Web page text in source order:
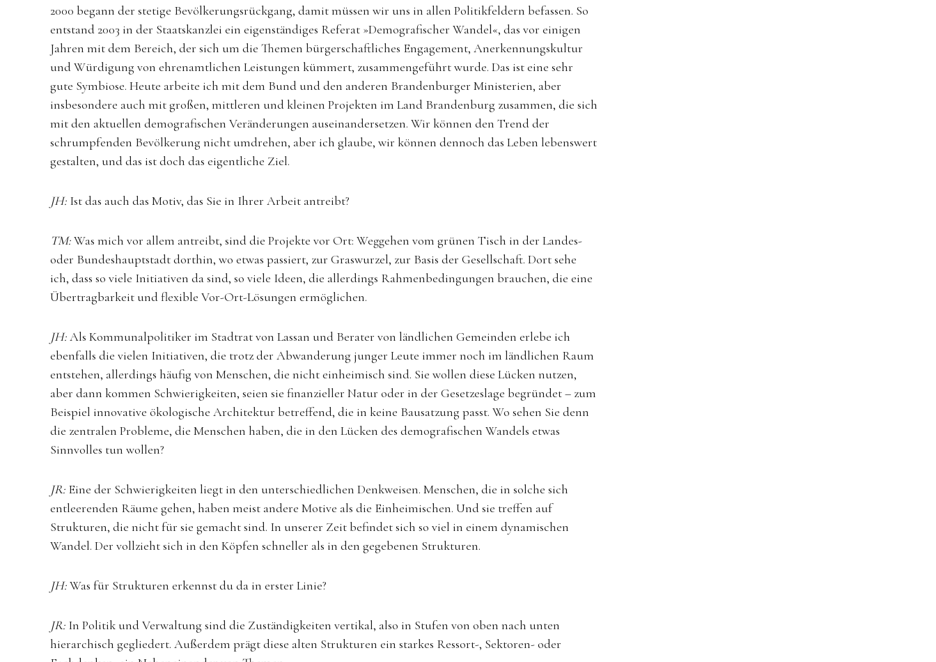
2000 begann der stetige Bevölkerungsrückgang, damit müssen wir uns in allen Politikfeldern befassen. So
entstand 2003 in der Staatskanzlei ein eigenständiges Referat »Demografischer Wandel«, das vor einigen
Jahren mit dem Bereich, der sich um die Themen bürgerschaftliches Engagement, Anerkennungskultur
und Würdigung von ehrenamtlichen Leistungen kümmert, zusammengeführt wurde. Das ist eine sehr
gute Symbiose. Heute arbeite ich mit dem Bund und den anderen Brandenburger Ministerien, aber
insbesondere auch mit großen, mittleren und kleinen Projekten im Land Brandenburg zusammen, die sich
mit den aktuellen demografischen Veränderungen auseinandersetzen. Wir können den Trend der
schrumpfenden Bevölkerung nicht umdrehen, aber ich glaube, wir können dennoch das Leben lebenswert
gestalten, und das ist doch das eigentliche Ziel.
JH: Ist das auch das Motiv, das Sie in Ihrer Arbeit antreibt?
TM:Was mich vor allem antreibt, sind die Projekte vor Ort: Weggehen vom grünen Tisch in der Landes-
oder Bundeshauptstadt dorthin, wo etwas passiert, zur Graswurzel, zur Basis der Gesellschaft. Dort sehe
ich, dass so viele Initiativen da sind, so viele Ideen, die allerdings Rahmenbedingungen brauchen, die eine
Übertragbarkeit und flexible Vor-Ort-Lösungen ermöglichen.
JH:Als Kommunalpolitiker im Stadtrat von Lassan und Berater von ländlichen Gemeinden erlebe ich
ebenfalls die vielen Initiativen, die trotz der Abwanderung junger Leute immer noch im ländlichen Raum
entstehen, allerdings häufig von Menschen, die nicht einheimisch sind. Sie wollen diese Lücken nutzen,
aber dann kommen Schwierigkeiten, seien sie finanzieller Natur oder in der Gesetzeslage begründet – zum
Beispiel innovative ökologische Architektur betreffend, die in keine Bausatzung passt. Wo sehen Sie denn
die zentralen Probleme, die Menschen haben, die in den Lücken des demografischen Wandels etwas
Sinnvolles tun wollen?
JR: Eine der Schwierigkeiten liegt in den unterschiedlichen Denkweisen. Menschen, die in solche sich
entleerenden Räume gehen, haben meist andere Motive als die Einheimischen. Und sie treffen auf
Strukturen, die nicht für sie gemacht sind. In unserer Zeit befindet sich so viel in einem dynamischen
Wandel. Der vollzieht sich in den Köpfen schneller als in den gegebenen Strukturen.
JH:Was für Strukturen erkennst du da in erster Linie?
JR: In Politik und Verwaltung sind die Zuständigkeiten vertikal, also in Stufen von oben nach unten
hierarchisch gegliedert. Außerdem prägt diese alten Strukturen ein starkes Ressort-, Sektoren- oder